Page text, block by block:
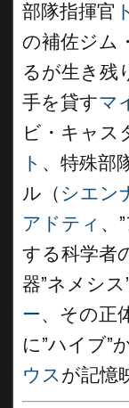
部隊指揮官
の補佐ジム
るが生き残
手を貸すマ
ビ・キャス
ト 、特殊部
ル（ シエン
アドティ 、
する科学者
器”ネメシス
ー、その正
に”ハイブ”
ウスが記憶